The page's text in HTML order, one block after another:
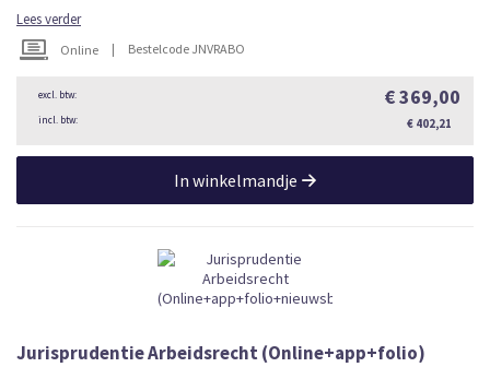
Lees verder
Online | Bestelcode JNVRABO
€ 369,00
€ 402,21
In winkelmandje
Jurisprudentie Arbeidsrecht (Online+app+folio)